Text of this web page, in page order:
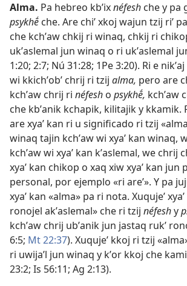
Alma. Pa hebreo kbʼixnéfesh che y pa
psykhḗ che. Are chiʼ xkoj wajun tzij riʼ
che kchʼaw chkij ri winaq, chkij ri
ukʼaslemal jun winaq o ri ukʼaslemal
1:20; 2:7; Nú 31:28; 1Pe 3:20). Ri e
wi kkichʼobʼ chrij ri tzij alma, pero are
kchʼaw chrij ri néfesh o psykhḗ, kchʼaw
che kbʼanik kchapik, kilitajik y kkamik.
are xyaʼ kan ri u significado ri tzij
winaq tajin kchʼaw wi xyaʼ kan winaq,
kchʼaw wi xyaʼ kan kʼaslemal, we chrij
xyaʼ kan chikop o xaq xiw xyaʼ kan
personal, por ejemplo «ri areʼ». Y pa
xyaʼ kan «alma» pa ri nota. Xuqujeʼ
ronojel akʼaslemal» che ri tzij néfeshy
kchʼaw chrij ubʼanik jun jastaq rukʼ
6:5; Mt 22:37). Xuqujeʼ kkoj ri tzij
ri uwijaʼl jun winaq y kʼor kkoj che
23:2; Is 56:11; Ag 2:13).